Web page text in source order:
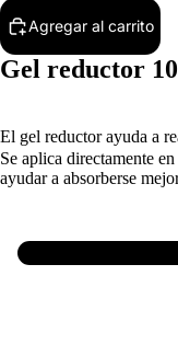
Agregar al carrito
Gel reductor
El gel reductor ayuda a
Se aplica directamente
ayudar a absorberse